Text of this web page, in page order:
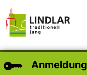
Anmeldung